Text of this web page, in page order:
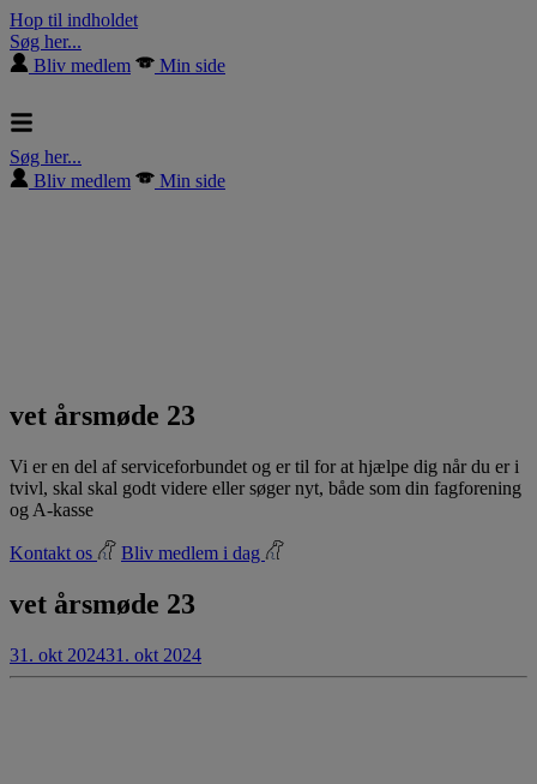
Hop til indholdet
Søg her...
Bliv medlem
Min side
Søg her...
Bliv medlem
Min side
vet årsmøde 23
Vi er en del af serviceforbundet og er til for at hjælpe dig når du er i
tvivl, skal skal godt videre eller søger nyt, både som din fagforening
og A-kasse
Kontakt os Bliv medlem i dag
vet årsmøde 23
31. okt 202431. okt 2024